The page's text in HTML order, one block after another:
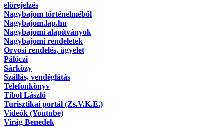
előrejelzés
Nagybajom történelméből
Nagybajom.lap.hu
Nagybajomi alapítványok
Nagybajomi rendeletek
Orvosi rendelés, ügyelet
Pálóczi
Sárközy
Szállás, vendéglátás
Telefonkönyv
Tibol László
Turisztikai portál (Zs.V.K.E.)
Videók (Youtube)
Virág Benedek